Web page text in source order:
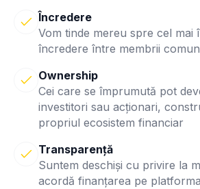
Încredere
Vom tinde mereu spre cel mai
încredere între membrii
Ownership
Cei care se împrumută pot
investitori sau acționari,
propriul ecosistem financiar
Transparență
Suntem deschiși cu privire la
acordă finanțarea pe